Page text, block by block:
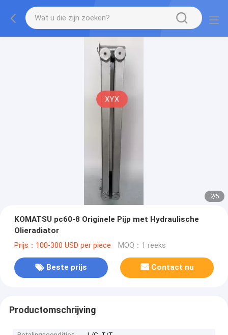
2/5
KOMATSU pc60-8 Originele Pijp met Hydraulische
Olieradiator
Prijs：100-300 USD per piece MOQ：1 reeks
Beste prijs Contact nu
Productomschrijving